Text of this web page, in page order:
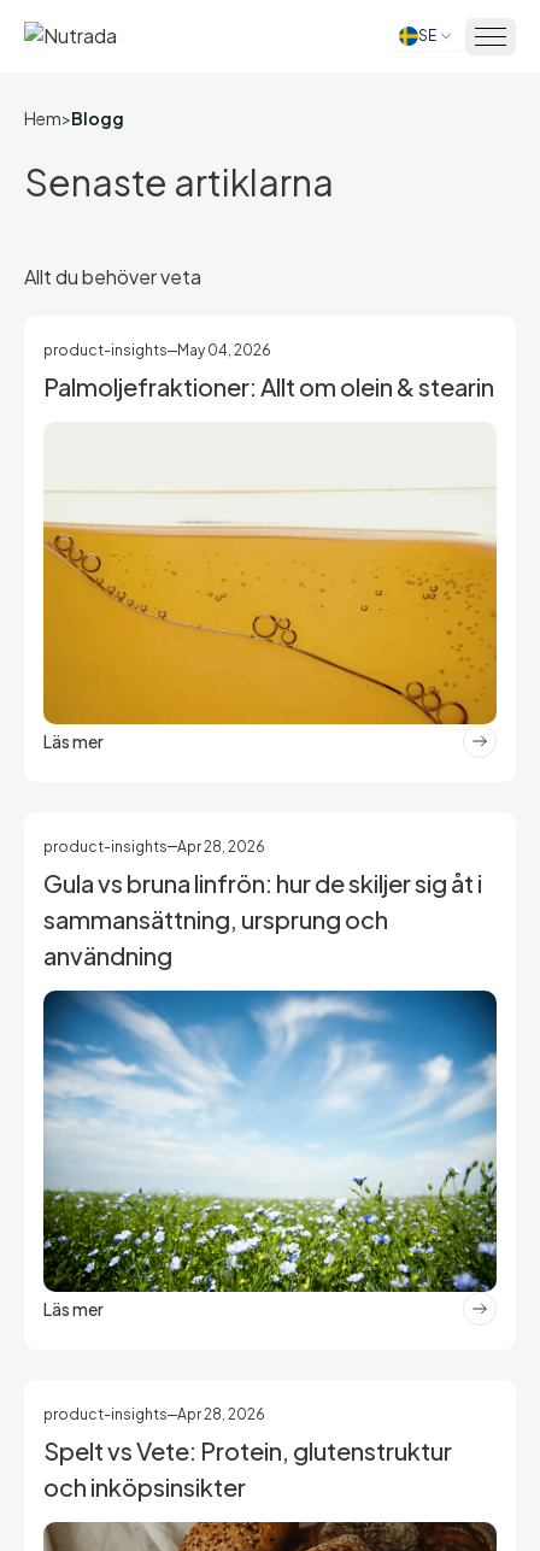
Hem SE
Hem>Blogg
Senaste artiklarna
Allt du behöver veta
product-insights May 04, 2026
Palmoljefraktioner: Allt om olein & stearin
Läs mer
product-insights Apr 28, 2026
Gula vs bruna linfrön: hur de skiljer sig åt i
sammansättning, ursprung och
användning
Läs mer
product-insights Apr 28, 2026
Spelt vs Vete: Protein, glutenstruktur
och inköpsinsikter